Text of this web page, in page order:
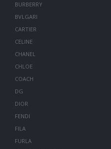
BURBERRY
BVLGARI
CARTIER
CELINE
CHANEL
CHLOE
COACH
DG
DIOR
FENDI
FILA
FURLA